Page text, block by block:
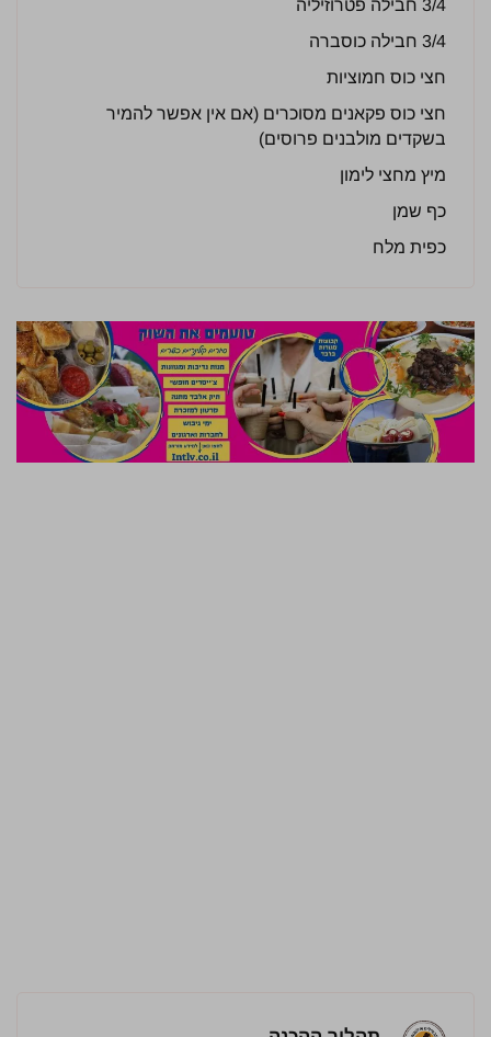
3/4 חבילה פטרוזיליה
3/4 חבילה כוסברה
חצי כוס חמוציות
חצי כוס פקאנים מסוכרים (אם אין אפשר להמיר
בשקדים מולבנים פרוסים)
מיץ מחצי לימון
כף שמן
כפית מלח